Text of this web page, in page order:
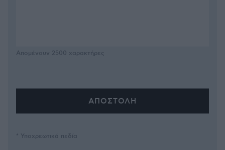
Απομένουν 2500 χαρακτήρες
* Υποχρεωτικά πεδία